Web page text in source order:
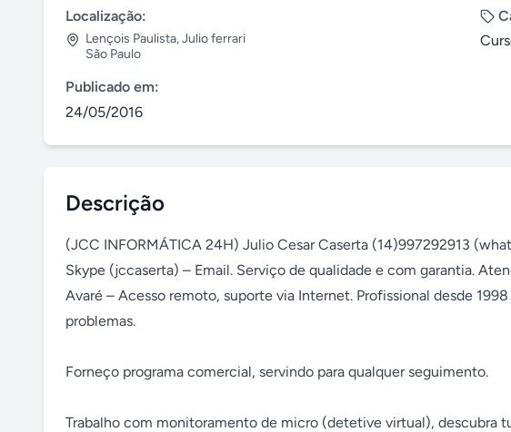
Localização:
Lençois Paulista,Julio ferrari
São Paulo
Publicado em:
24/05/2016
Descrição
(JCC INFORMÁTICA 24H) Julio Cesar Caserta (14)997292913
Skype (jccaserta) – Email. Serviço de qualidade e com garantia.
Avaré – Acesso remoto, suporte via Internet. Profissional desde
problemas.
Forneço programa comercial, servindo para qualquer seguimento.
Trabalho com monitoramento de micro (detetive virtual), descubra